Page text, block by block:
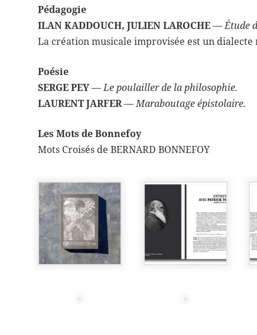
Pédagogie
ILAN KADDOUCH, JULIEN LAROCHE—Étude
La création musicale improvisée est un
Poésie
SERGE PEY—Le poulailler de la philosophie.
LAURENT JARFER—Maraboutage épistolaire.
Les Mots de Bonnefoy
Mots Croisés de BERNARD BONNEFOY